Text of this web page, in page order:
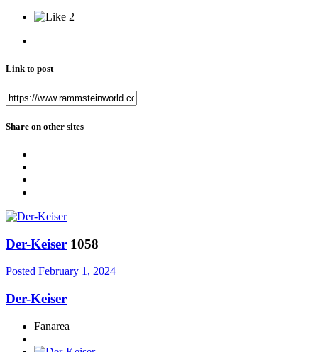
2
Link to post
Share on other sites
Der-Keiser 1058
Posted February 1, 2024
Der-Keiser
Fanarea